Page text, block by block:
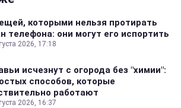
которыми нельзя протирать
телефона: они могут его испортить
2026, 17:18
исчезнут с огорода без "химии":
способов, которые
работают
2026, 16:37